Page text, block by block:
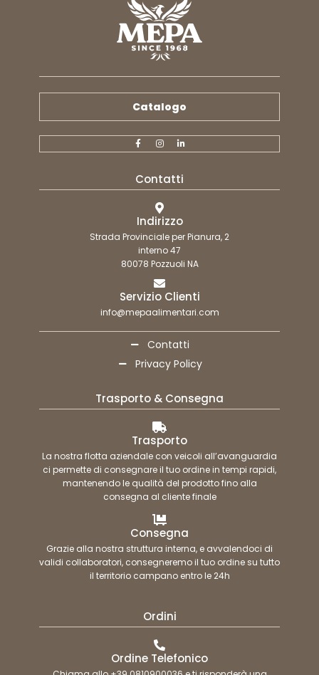
Catalogo
Contatti
Indirizzo
Strada Provinciale per Pianura, 2
interno 47
80078 Pozzuoli NA
Servizio Clienti
info@mepaalimentari.com
Contatti
Privacy Policy
Trasporto & Consegna
Trasporto
La nostra flotta aziendale con veicoli all’avanguardia
ci permette di consegnare il tuo ordine in tempi rapidi,
mantenendo le qualità del prodotto fino alla
consegna al cliente finale
Consegna
Grazie alla nostra struttura interna, e avvalendoci di
validi collaboratori, consegneremo il tuo ordine su tutto
il territorio campano entro le 24h
Ordini
Ordine Telefonico